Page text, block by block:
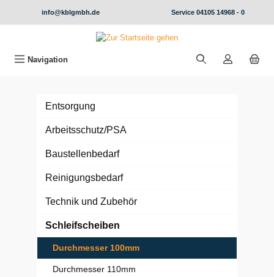
springeninfo@kblgmbh.de Service 04105 14968 - 0
Navigation
Entsorgung
Arbeitsschutz/PSA
Baustellenbedarf
Reinigungsbedarf
Technik und Zubehör
Schleifscheiben
Durchmesser 100mm
Durchmesser 110mm